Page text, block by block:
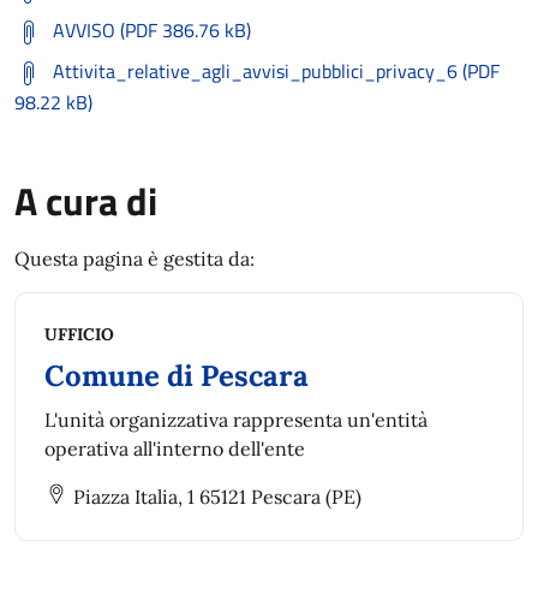
AVVISO (PDF 386.76 kB)
Attivita_relative_agli_avvisi_pubblici_privacy_6 (PDF
98.22 kB)
A cura di
Questa pagina è gestita da:
UFFICIO
Comune di Pescara
L'unità organizzativa rappresenta un'entità
operativa all'interno dell'ente
Piazza Italia, 1 65121 Pescara (PE)